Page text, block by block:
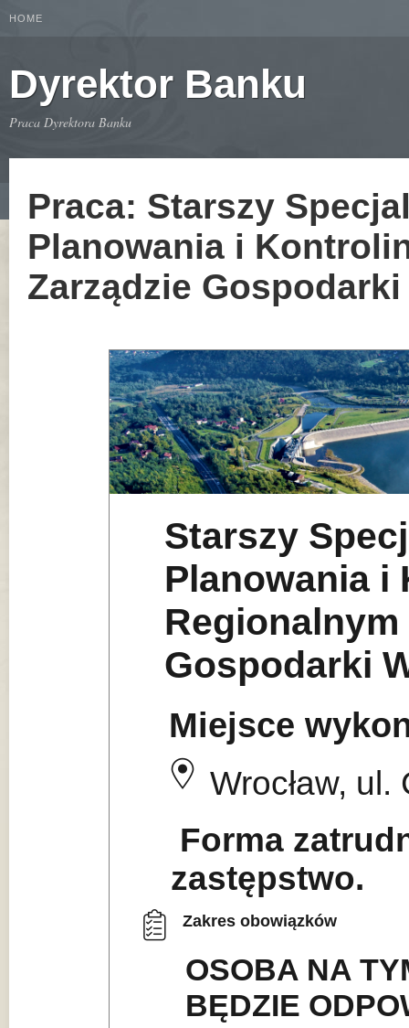
HOME
Dyrektor Banku
Praca Dyrektora Banku
Praca: Starszy
Planowania i
Zarządzie
Starszy
Planowania i
Regionalnym
Gospodarki
Miejsce
Wrocław,
Forma
zastępstwo.
Zakres obowiązków
OSOBA NA
BĘDZIE